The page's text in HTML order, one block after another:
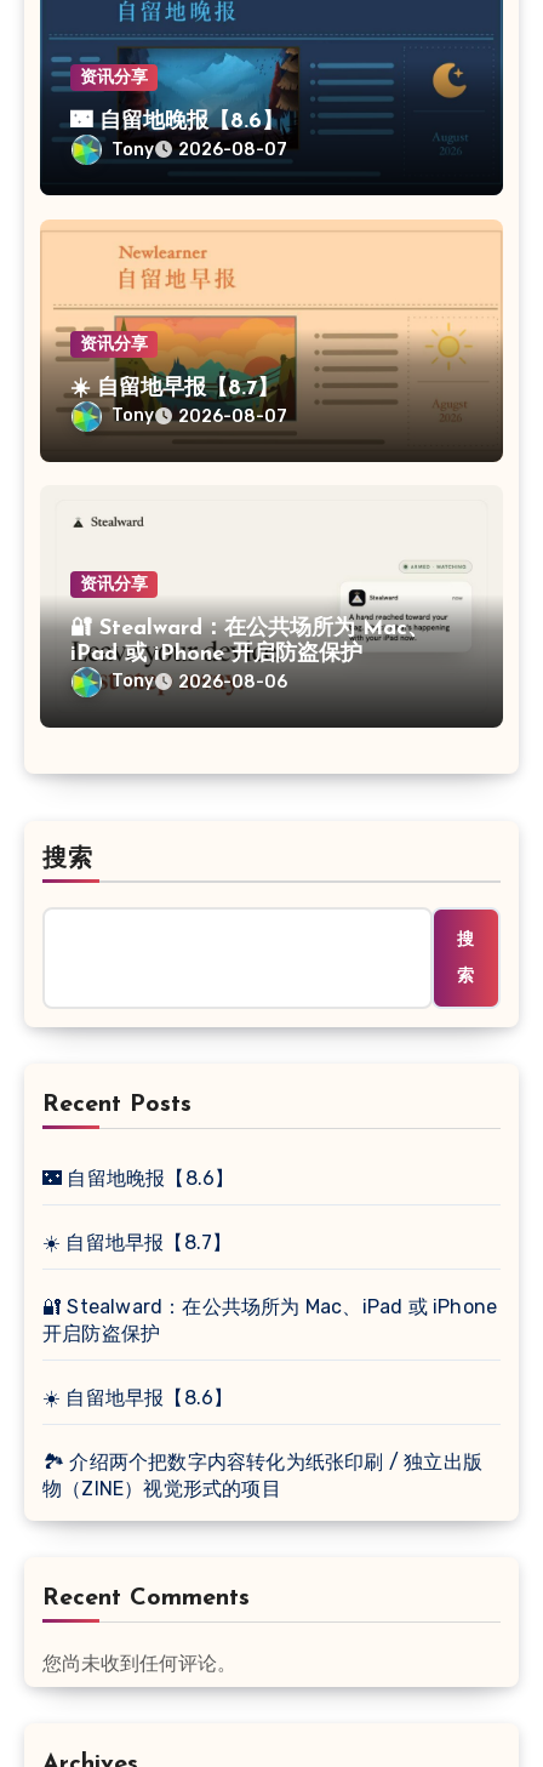
资讯分享
🌃 自留地晚报【8.6】
Tony 2026-08-07
资讯分享
☀️ 自留地早报【8.7】
Tony 2026-08-07
资讯分享
🔐 Stealward：在公共场所为 Mac、
iPad 或 iPhone 开启防盗保护
Tony 2026-08-06
搜索
搜
索
Recent Posts
🌃 自留地晚报【8.6】
☀️ 自留地早报【8.7】
🔐 Stealward：在公共场所为 Mac、iPad 或 iPhone
开启防盗保护
☀️ 自留地早报【8.6】
🏞 介绍两个把数字内容转化为纸张印刷 / 独立出版
物（ZINE）视觉形式的项目
Recent Comments
您尚未收到任何评论。